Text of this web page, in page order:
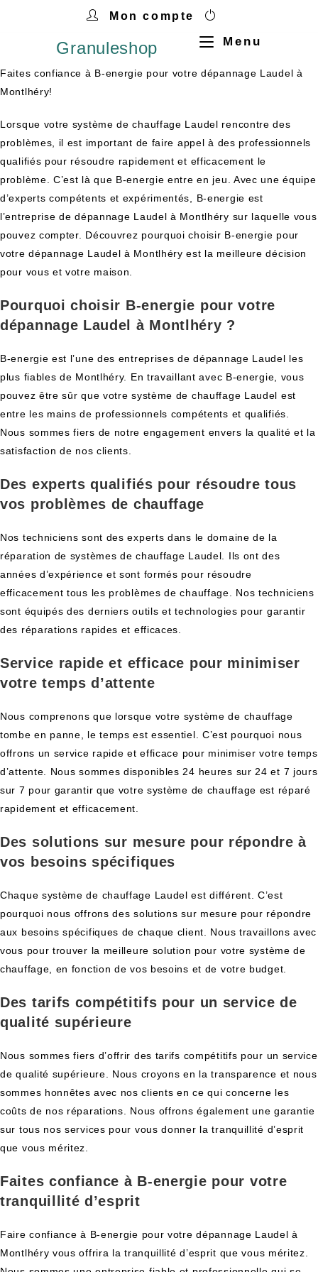
Mon compte
Granuleshop Menu
Faites confiance à B-energie pour votre dépannage Laudel à
Montlhéry!
Lorsque votre système de chauffage Laudel rencontre des
problèmes, il est important de faire appel à des professionnels
qualifiés pour résoudre rapidement et efficacement le
problème. C’est là que B-energie entre en jeu. Avec une équipe
d’experts compétents et expérimentés, B-energie est
l’entreprise de dépannage Laudel à Montlhéry sur laquelle vous
pouvez compter. Découvrez pourquoi choisir B-energie pour
votre dépannage Laudel à Montlhéry est la meilleure décision
pour vous et votre maison.
Pourquoi choisir B-energie pour votre
dépannage Laudel à Montlhéry ?
B-energie est l’une des entreprises de dépannage Laudel les
plus fiables de Montlhéry. En travaillant avec B-energie, vous
pouvez être sûr que votre système de chauffage Laudel est
entre les mains de professionnels compétents et qualifiés.
Nous sommes fiers de notre engagement envers la qualité et la
satisfaction de nos clients.
Des experts qualifiés pour résoudre tous
vos problèmes de chauffage
Nos techniciens sont des experts dans le domaine de la
réparation de systèmes de chauffage Laudel. Ils ont des
années d’expérience et sont formés pour résoudre
efficacement tous les problèmes de chauffage. Nos techniciens
sont équipés des derniers outils et technologies pour garantir
des réparations rapides et efficaces.
Service rapide et efficace pour minimiser
votre temps d’attente
Nous comprenons que lorsque votre système de chauffage
tombe en panne, le temps est essentiel. C’est pourquoi nous
offrons un service rapide et efficace pour minimiser votre temps
d’attente. Nous sommes disponibles 24 heures sur 24 et 7 jours
sur 7 pour garantir que votre système de chauffage est réparé
rapidement et efficacement.
Des solutions sur mesure pour répondre à
vos besoins spécifiques
Chaque système de chauffage Laudel est différent. C’est
pourquoi nous offrons des solutions sur mesure pour répondre
aux besoins spécifiques de chaque client. Nous travaillons avec
vous pour trouver la meilleure solution pour votre système de
chauffage, en fonction de vos besoins et de votre budget.
Des tarifs compétitifs pour un service de
qualité supérieure
Nous sommes fiers d’offrir des tarifs compétitifs pour un service
de qualité supérieure. Nous croyons en la transparence et nous
sommes honnêtes avec nos clients en ce qui concerne les
coûts de nos réparations. Nous offrons également une garantie
sur tous nos services pour vous donner la tranquillité d’esprit
que vous méritez.
Faites confiance à B-energie pour votre
tranquillité d’esprit
Faire confiance à B-energie pour votre dépannage Laudel à
Montlhéry vous offrira la tranquillité d’esprit que vous méritez.